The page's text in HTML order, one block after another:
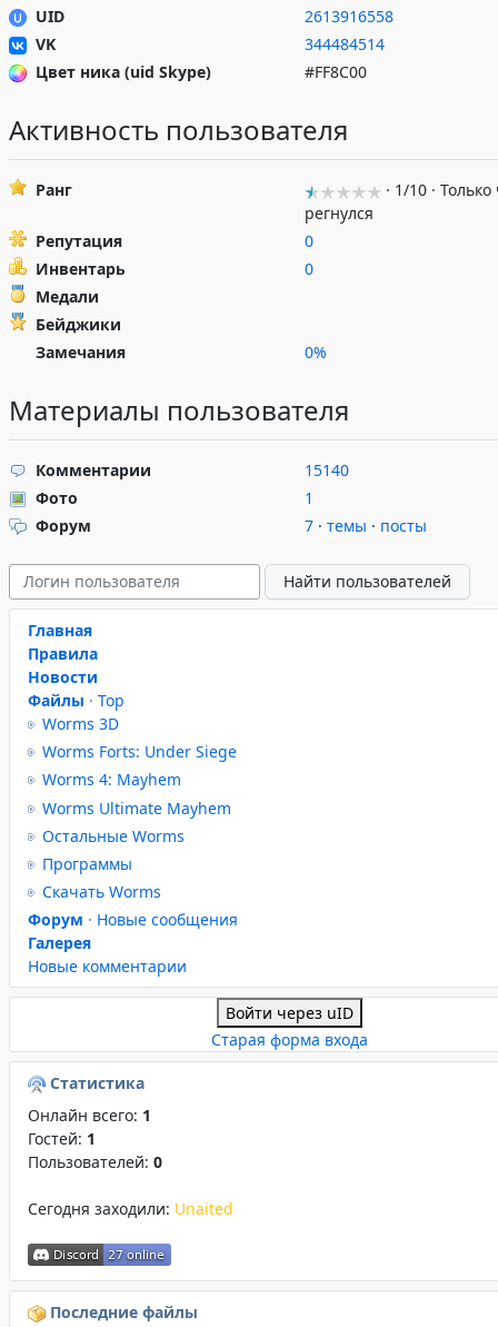
UID
2613916558
VK
344484514
Цвет ника (uid Skype)
#FF8C00
Активность пользователя
Ранг
· 1/10 · Только
регнулся
Репутация
0
Инвентарь
0
Медали
Бейджики
Замечания
0%
Материалы пользователя
Комментарии
15140
Фото
1
Форум
7 · темы · посты
Главная
Правила
Новости
Файлы · Top
Worms 3D
Worms Forts: Under Siege
Worms 4: Mayhem
Worms Ultimate Mayhem
Остальные Worms
Программы
Скачать Worms
Форум · Новые сообщения
Галерея
Новые комментарии
Войти через uID
Старая форма входа
Статистика
Онлайн всего: 1
Гостей: 1
Пользователей: 0
Сегодня заходили: Unaited
Последние файлы